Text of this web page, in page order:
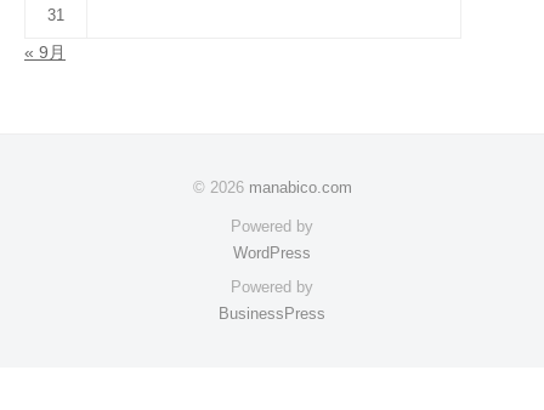
31
« 9月
© 2026 manabico.com
Powered by
WordPress
Powered by
BusinessPress